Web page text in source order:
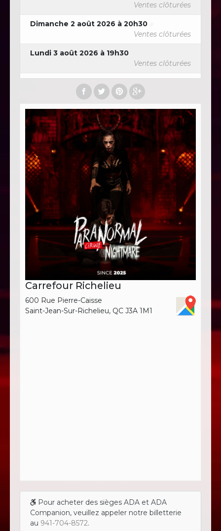
Ventes clôturées
Dimanche 2 août 2026 à 20h30
Ventes clôturées
Lundi 3 août 2026 à 19h30
Ventes clôturées
Carrefour Richelieu
600 Rue Pierre-Caisse
Saint-Jean-Sur-Richelieu, QC J3A 1M1
Pour acheter des sièges ADA et ADA
Companion, veuillez appeler notre billetterie
au 941-704-8572.